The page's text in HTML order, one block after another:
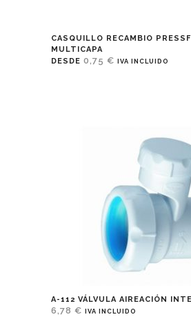
CASQUILLO RECAMBIO
MULTICAPA
DESDE 0,75 € IVA INCLUIDO
A-112 VÁLVULA AIREACIÓN
6,78 € IVA INCLUIDO